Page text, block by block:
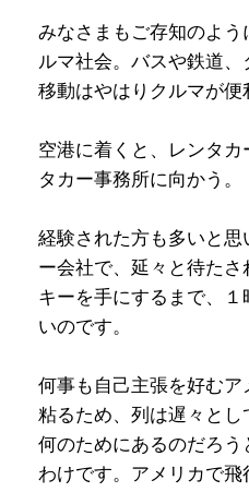
みなさまもご存知のよ
ルマ社会。バスや鉄道、
移動はやはりクルマが便
空港に着くと、レンタ
タカー事務所に向かう。
経験された方も多いと
ー会社で、延々と待た
キーを手にするまで、
いのです。
何事も自己主張を好む
粘るため、列は遅々と
何のためにあるのだろ
わけです。アメリカで